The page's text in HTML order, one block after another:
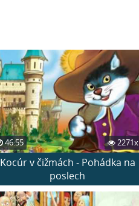
46:55 2271x
Kocúr v čižmách - Pohádka na
poslech